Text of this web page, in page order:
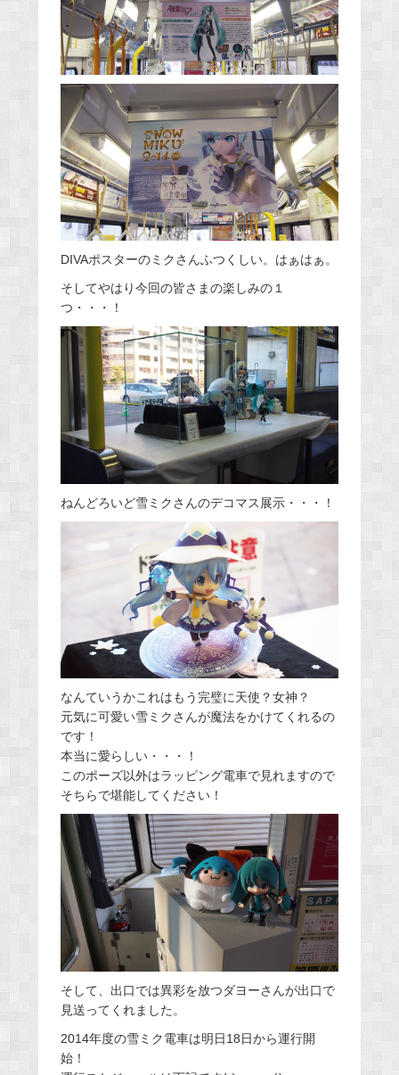
DIVAポスターのミクさんふつくしい。はぁはぁ。
そしてやはり今回の皆さまの楽しみの１
つ・・・！
ねんどろいど雪ミクさんのデコマス展示・・・！
なんていうかこれはもう完璧に天使？女神？
元気に可愛い雪ミクさんが魔法をかけてくれるの
です！
本当に愛らしい・・・！
このポーズ以外はラッピング電車で見れますので
そちらで堪能してください！
そして、出口では異彩を放つダヨーさんが出口で
見送ってくれました。
2014年度の雪ミク電車は明日18日から運行開
始！